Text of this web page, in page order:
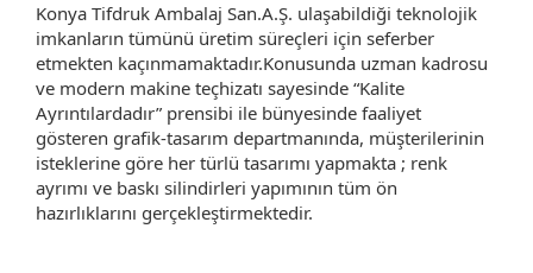
Konya Tifdruk Ambalaj San.A.Ş. ulaşabildiği teknolojik
imkanların tümünü üretim süreçleri için seferber
etmekten kaçınmamaktadır.Konusunda uzman kadrosu
ve modern makine teçhizatı sayesinde “Kalite
Ayrıntılardadır” prensibi ile bünyesinde faaliyet
gösteren grafik-tasarım departmanında, müşterilerinin
isteklerine göre her türlü tasarımı yapmakta ; renk
ayrımı ve baskı silindirleri yapımının tüm ön
hazırlıklarını gerçekleştirmektedir.